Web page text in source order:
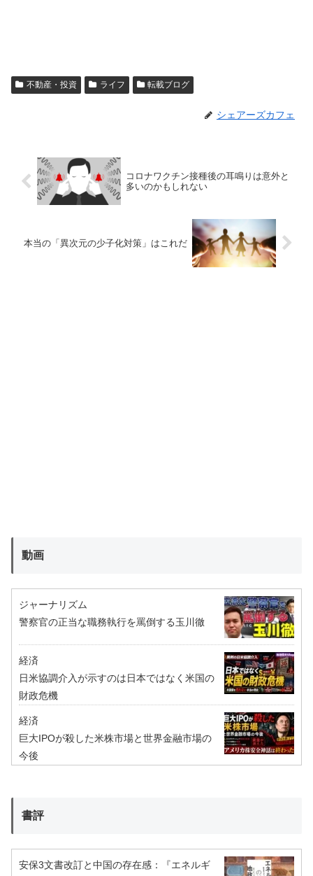
不動産・投資 ライフ 転載ブログ
シェアーズカフェ
コロナワクチン接種後の耳鳴りは意外と
多いのかもしれない
本当の「異次元の少子化対策」はこれだ
動画
ジャーナリズム
警察官の正当な職務執行を罵倒する玉川徹
経済
日米協調介入が示すのは日本ではなく米国の
財政危機
経済
巨大IPOが殺した米株市場と世界金融市場の
今後
書評
安保3文書改訂と中国の存在感：『エネルギ